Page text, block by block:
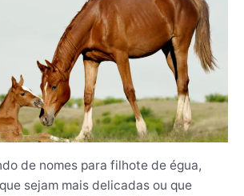
de nomes para filhote de égua,
sejam mais delicadas ou que